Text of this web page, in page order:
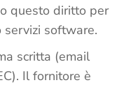
questo diritto per
servizi software.
scritta (email
Il fornitore è